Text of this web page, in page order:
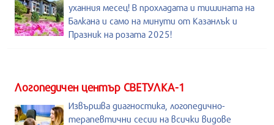
уханния месец! В прохладата и тишината на
Балкана и само на минути от Казанлък и
Празник на розата 2025!
Логопедичен център СВЕТУЛКА-1
Извършва диагностика, логопедично-
терапевтични сесии на всички видове